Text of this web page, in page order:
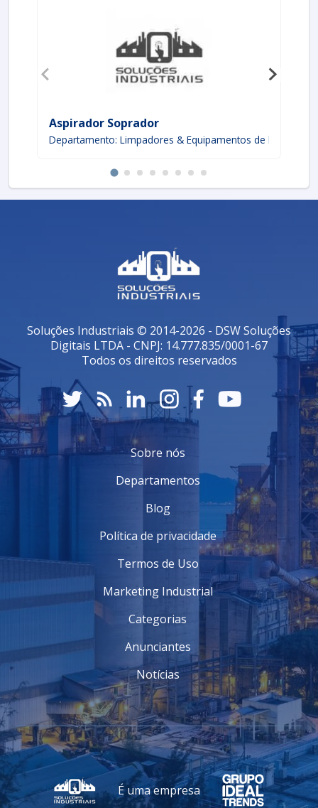
Aspirador Soprador
Departamento: Limpadores & Equipamentos de limpeza
Soluções Industriais © 2014-2026 - DSW Soluções
Digitais LTDA - CNPJ: 14.777.835/0001-67
Todos os direitos reservados
Sobre nós
Departamentos
Blog
Política de privacidade
Termos de Uso
Marketing Industrial
Categorias
Anunciantes
Notícias
É uma empresa